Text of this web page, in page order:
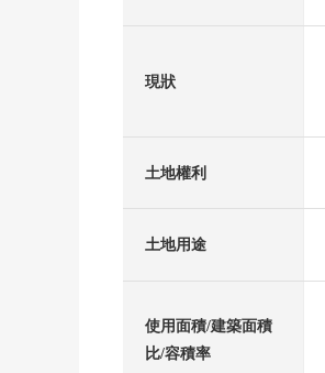
現狀
土地權利
土地用途
使用面積/建築面積
比/容積率